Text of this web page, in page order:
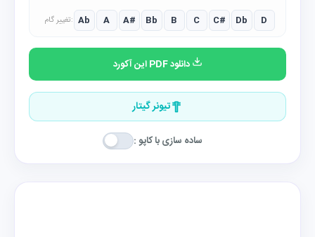
تغییر گام: Ab A A# Bb B C C# Db D
دانلود PDF این آکورد
تیونر گیتار
ساده سازی با کاپو :